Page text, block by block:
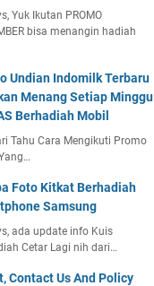
Yuk Ikutan PROMO
bisa menangin hadiah
Undian Indomilk Terbaru
Menang Setiap Minggu
Berhadiah Mobil
Tahu Cara Mengikuti Promo
Foto Kitkat Berhadiah
Samsung
ada update info Kuis
Cetar Lagi nih dari…
Contact Us And Policy